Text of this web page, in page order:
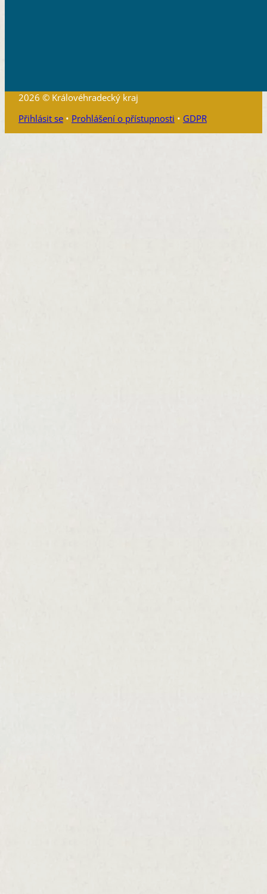
2026 © Královéhradecký kraj
Přihlásit se• Prohlášení o přístupnosti • GDPR